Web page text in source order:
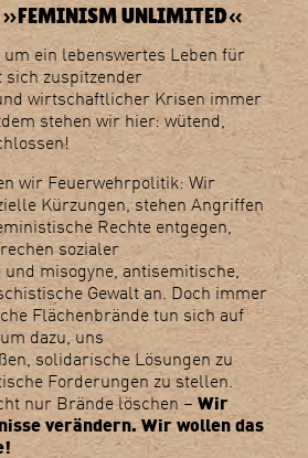
UNLIMITED«
ein lebenswertes Leben für
zuspitzender
wirtschaftlicher Krisen immer
stehen wir hier: wütend,
wir Feuerwehrpolitik: Wir
Kürzungen, stehen Angriffen
Rechte entgegen,
sozialer
misogyne, antisemitische,
Gewalt an. Doch immer
Flächenbrände tun sich auf
dazu, uns
solidarische Lösungen zu
Forderungen zu stellen.
nur Brände löschen –Wir
verändern. Wir wollen das